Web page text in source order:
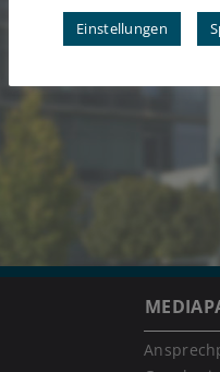
Einstellungen